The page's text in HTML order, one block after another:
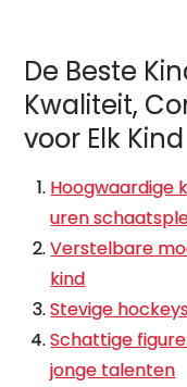
De Beste
Kwaliteit,
voor Elk Kind
Hoogwaardige
uren
Verstelbare
kind
Stevige
Schattige
jonge talenten